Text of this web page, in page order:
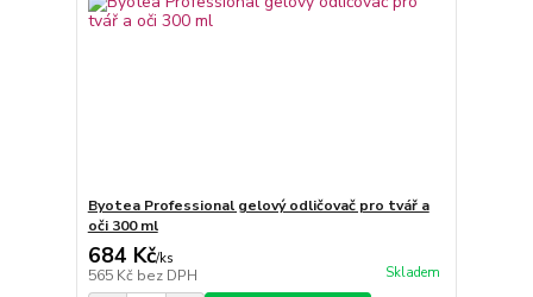
Byotea Professional gelový odličovač pro tvář a
oči 300 ml
684 Kč/ks
565 Kč bez DPH Skladem